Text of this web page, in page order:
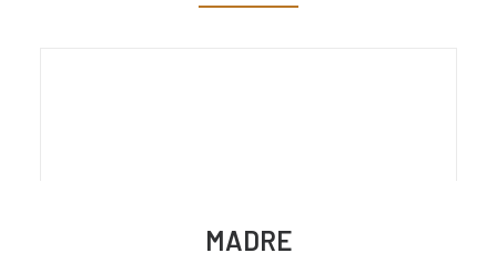
MADRE